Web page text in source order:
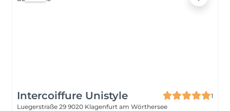
Intercoiffure Unistyle
1
Luegerstraße 29 9020 Klagenfurt am Wörthersee